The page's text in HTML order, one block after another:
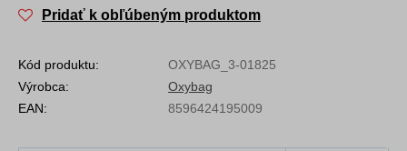
Pridať k obľúbeným produktom
Kód produktu:
OXYBAG_3-01825
Výrobca:
Oxybag
EAN:
8596424195009